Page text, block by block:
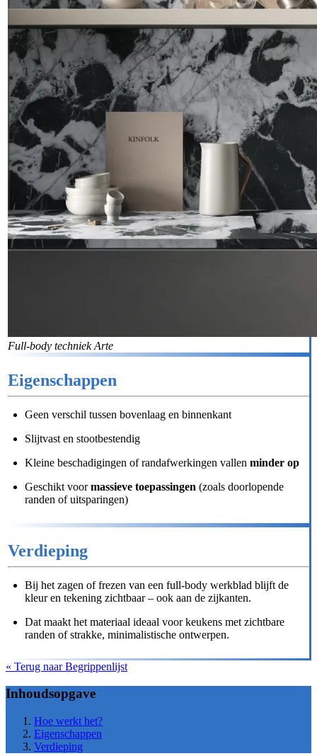
Full-body techniek Arte
Eigenschappen
Geen verschil tussen bovenlaag en binnenkant
Slijtvast en stootbestendig
Kleine beschadigingen of randafwerkingen vallen minder op
Geschikt voormassieve toepassingen (zoals doorlopende
randen of uitsparingen)
Verdieping
Bij het zagen of frezen van een full-body werkblad blijft de
kleur en tekening zichtbaar – ook aan de zijkanten.
Dat maakt het materiaal ideaal voor keukens met zichtbare
randen of strakke, minimalistische ontwerpen.
« Terug naar Begrippenlijst
Inhoudsopgave
Hoe werkt het?
Eigenschappen
Verdieping